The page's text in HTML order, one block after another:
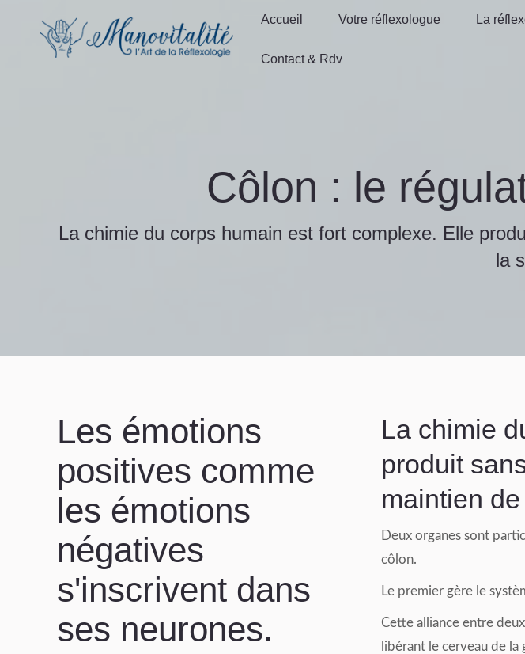
Accueil Votre réflexologue La
Contact & Rdv
Côlon : le
La chimie du corps humain est fort complexe. Elle
la
Les émotions
positives comme
les émotions
négatives
s'inscrivent dans
ses neurones.
La chimie
produit
maintien
Deux organes sont
côlon.
Le premier gère le
Cette alliance entre
libérant le cerveau de la
Accueil Votre réflexologue La